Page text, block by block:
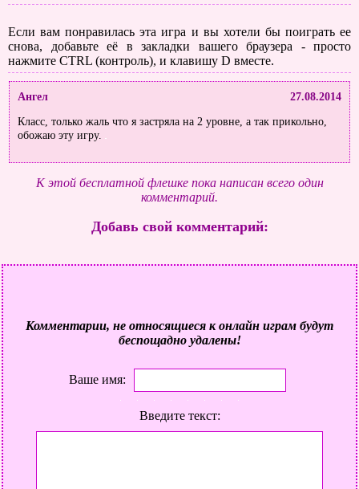
Если вам понравилась эта игра и вы хотели бы поиграть ее
снова, добавьте её в закладки вашего браузера - просто
нажмите CTRL (контроль), и клавишу D вместе.
Ангел
27.08.2014
Класс, только жаль что я застряла на 2 уровне, а так прикольно,
обожаю эту игру.
К этой бесплатной флешке пока написан всего один
комментарий.
Добавь свой комментарий:
Комментарии, не относящиеся к онлайн играм будут
беспощадно удалены!
Ваше имя:
Введите текст: